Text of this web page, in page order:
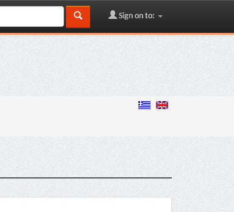
Sign on to: